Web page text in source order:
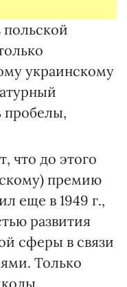
украинскому
пробелы,
что до этого
премию
еще в 1949 г.,
развития
сферы в связи
Только